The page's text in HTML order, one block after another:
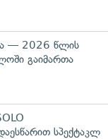
— 2026 წლის
გაიმართა
სპექტაკლ